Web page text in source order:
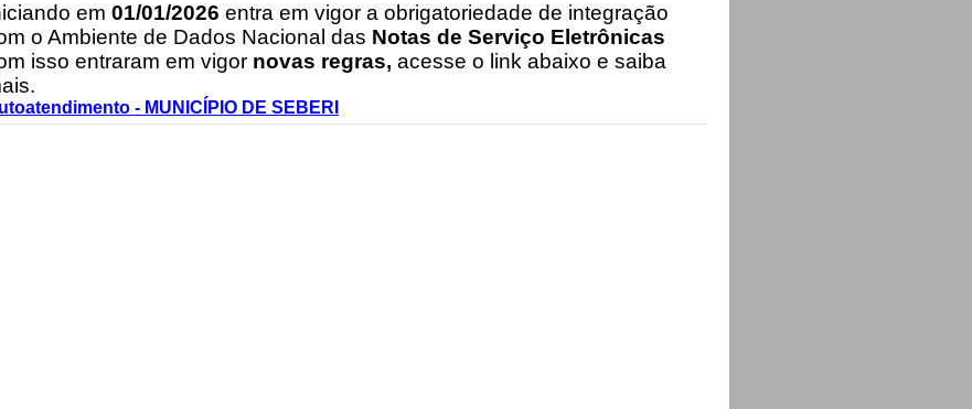
em 01/01/2026 entra em vigor a obrigatoriedade de integração
o Ambiente de Dados Nacional das Notas de Serviço Eletrônicas
isso entraram em vigor novas regras, acesse o link abaixo e saiba
- MUNICÍPIO DE SEBERI